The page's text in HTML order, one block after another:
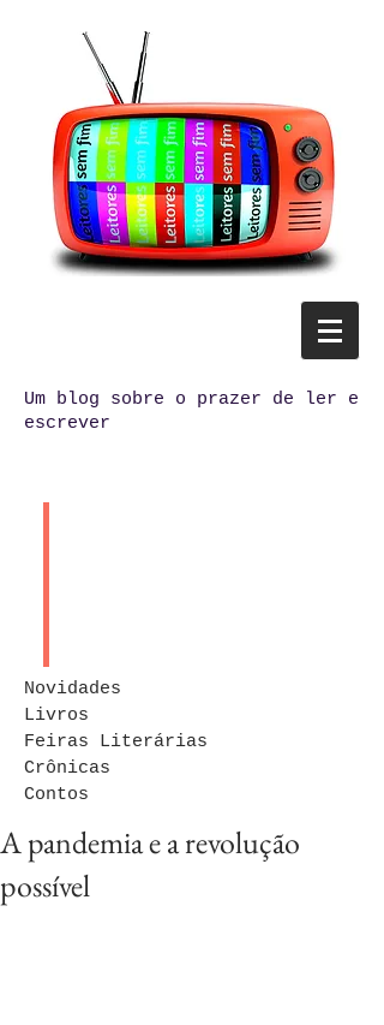
Um blog sobre o prazer de ler e
escrever
Novidades
Livros
Feiras Literárias
Crônicas
Contos
A pandemia e a revolução
possível